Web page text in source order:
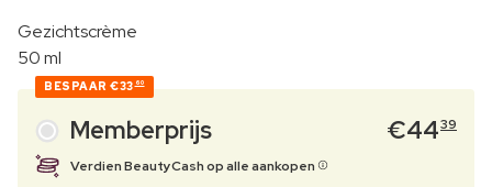
Gezichtscrème
50 ml
BESPAAR €33 60
Memberprijs €4439
Verdien BeautyCash op alle aankopen